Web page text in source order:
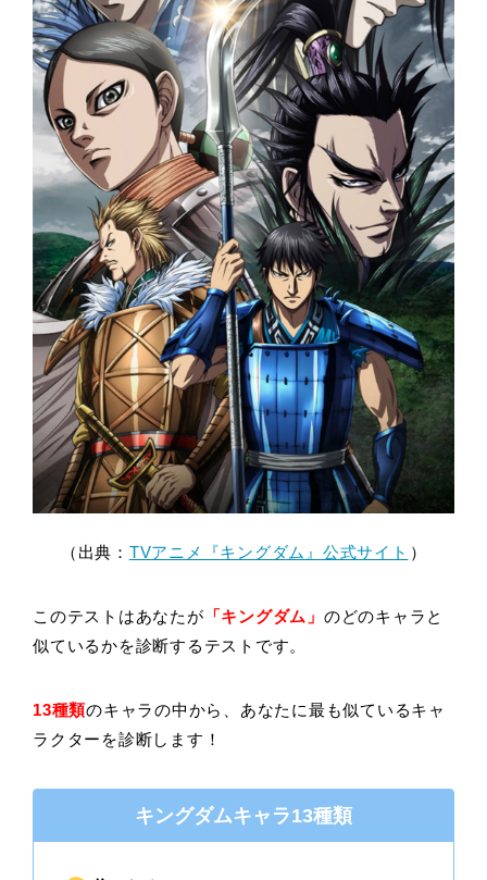
（出典： TVアニメ『キングダム』公式サイト ）
このテストはあなたが 「キングダム」 のどのキャラと
似ているかを診断するテストです。
13種類のキャラの中から、あなたに最も似ているキャ
ラクターを診断します！
キングダムキャラ13種類